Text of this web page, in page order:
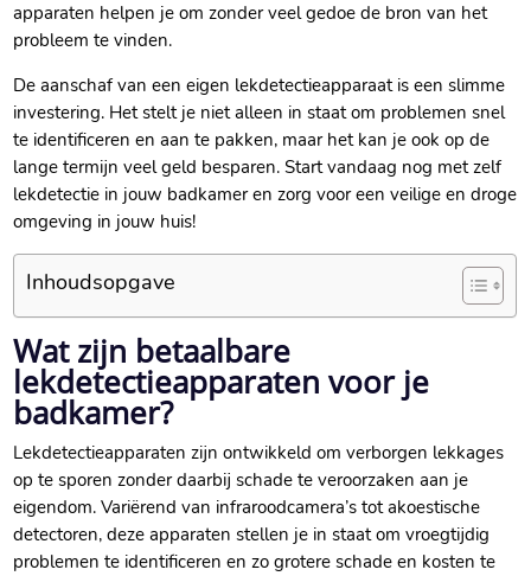
apparaten helpen je om zonder veel gedoe de bron van het
probleem te vinden.
De aanschaf van een eigen lekdetectieapparaat is een slimme
investering. Het stelt je niet alleen in staat om problemen snel
te identificeren en aan te pakken, maar het kan je ook op de
lange termijn veel geld besparen. Start vandaag nog met zelf
lekdetectie in jouw badkamer en zorg voor een veilige en droge
omgeving in jouw huis!
Inhoudsopgave
Wat zijn betaalbare
lekdetectieapparaten voor je
badkamer?
Lekdetectieapparaten zijn ontwikkeld om verborgen lekkages
op te sporen zonder daarbij schade te veroorzaken aan je
eigendom. Variërend van infraroodcamera’s tot akoestische
detectoren, deze apparaten stellen je in staat om vroegtijdig
problemen te identificeren en zo grotere schade en kosten te